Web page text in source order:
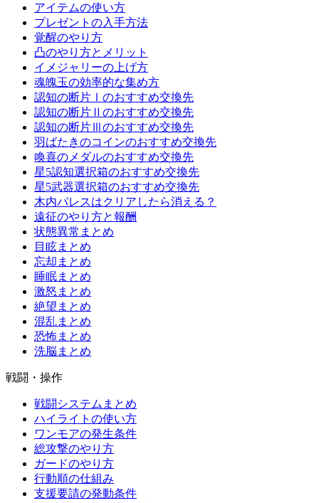
アイテムの使い方
プレゼントの入手方法
覚醒のやり方
凸のやり方とメリット
イメジャリーの上げ方
魂魄玉の効率的な集め方
認知の断片Ⅰのおすすめ交換先
認知の断片Ⅱのおすすめ交換先
認知の断片Ⅲのおすすめ交換先
羽ばたきのコインのおすすめ交換先
喚喜のメダルのおすすめ交換先
星5認知選択箱のおすすめ交換先
星5武器選択箱のおすすめ交換先
木内パレスはクリアしたら消える？
遠征のやり方と報酬
状態異常まとめ
目眩まとめ
忘却まとめ
睡眠まとめ
激怒まとめ
絶望まとめ
混乱まとめ
恐怖まとめ
洗脳まとめ
戦闘・操作
戦闘システムまとめ
ハイライトの使い方
ワンモアの発生条件
総攻撃のやり方
ガードのやり方
行動順の仕組み
支援要請の発動条件